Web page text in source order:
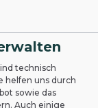
technisch
helfen uns durch
sowie das
Auch einige